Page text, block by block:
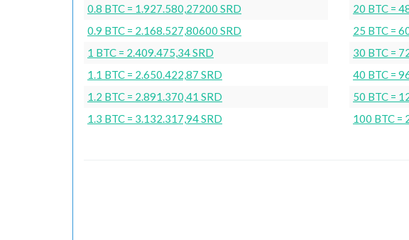
0.8 BTC = 1.927.580,27200 SRD
0.9 BTC = 2.168.527,80600 SRD
1 BTC = 2.409.475,34 SRD
1.1 BTC = 2.650.422,87 SRD
1.2 BTC = 2.891.370,41 SRD
1.3 BTC = 3.132.317,94 SRD
20 BTC =
25 BTC =
30 BTC =
40 BTC =
50 BTC =
100 BTC =